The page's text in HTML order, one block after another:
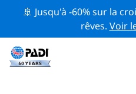
🚢 Jusqu'à -60% sur la
rêves. Voir